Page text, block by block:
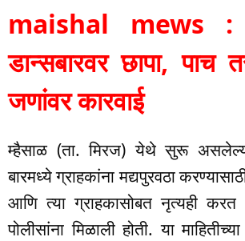
maishal mews :
डान्सबारवर छापा, पाच
जणांवर कारवाई
म्हैसाळ (ता. मिरज) येथे सुरू
बारमध्ये ग्राहकांना मद्यपुरवठा
आणि त्या ग्राहकासोबत नृत्यही करत
पोलीसांना मिळाली होती. या